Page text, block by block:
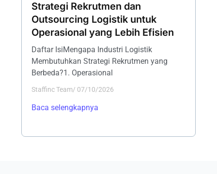
Strategi Rekrutmen dan
Outsourcing Logistik untuk
Operasional yang Lebih Efisien
Daftar IsiMengapa Industri Logistik
Membutuhkan Strategi Rekrutmen yang
Berbeda?1. Operasional
Staffinc Team/ 07/10/2026
Baca selengkapnya